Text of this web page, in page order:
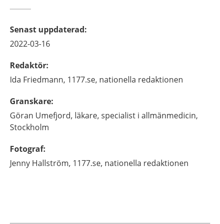
Senast uppdaterad:
2022-03-16
Redaktör:
Ida Friedmann, 1177.se, nationella redaktionen
Granskare:
Göran Umefjord, läkare, specialist i allmänmedicin,
Stockholm
Fotograf:
Jenny Hallström, 1177.se, nationella redaktionen